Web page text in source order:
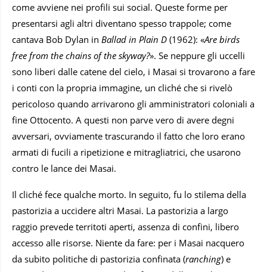
come avviene nei profili sui social. Queste forme per
presentarsi agli altri diventano spesso trappole; come
cantava Bob Dylan in Ballad in Plain D (1962): «Are birds
free from the chains of the skyway?». Se neppure gli uccelli
sono liberi dalle catene del cielo, i Masai si trovarono a fare
i conti con la propria immagine, un cliché che si rivelò
pericoloso quando arrivarono gli amministratori coloniali a
fine Ottocento. A questi non parve vero di avere degni
avversari, ovviamente trascurando il fatto che loro erano
armati di fucili a ripetizione e mitragliatrici, che usarono
contro le lance dei Masai.
Il cliché fece qualche morto. In seguito, fu lo stilema della
pastorizia a uccidere altri Masai. La pastorizia a largo
raggio prevede territoti aperti, assenza di confini, libero
accesso alle risorse. Niente da fare: per i Masai nacquero
da subito politiche di pastorizia confinata (ranching) e